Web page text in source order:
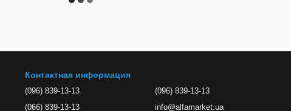
Контактная информация
(096) 839-13-13
(066) 839-13-13
(096) 839-13-13
info@alfamarket.ua